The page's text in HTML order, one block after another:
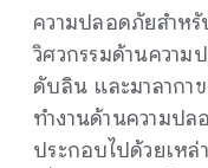
ความปลอดภัยสำห
วิศวกรรมด้านควา
ดับลิน และมาลากา
ทำงานด้านความป
ประกอบไปด้วยเห